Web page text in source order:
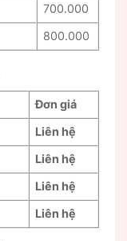
700.000
800.000
Đơn giá
Liên hệ
Liên hệ
Liên hệ
Liên hệ